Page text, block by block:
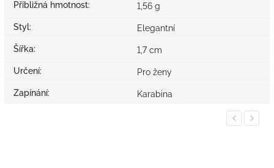
Přibližná hmotnost: 1,56 g
Styl: Elegantní
Šířka: 1,7 cm
Určení: Pro ženy
Zapínání: Karabina
Previous
Next